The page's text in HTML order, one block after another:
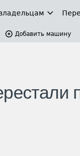
Добавить машину